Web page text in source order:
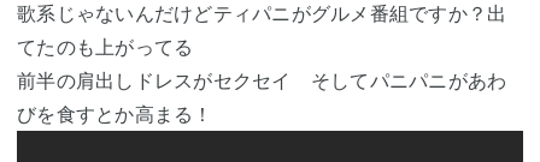
歌系じゃないんだけどティパニがグルメ番組ですか？出
てたのも上がってる
前半の肩出しドレスがセクセイ そしてパニパニがあわ
びを食すとか高まる！